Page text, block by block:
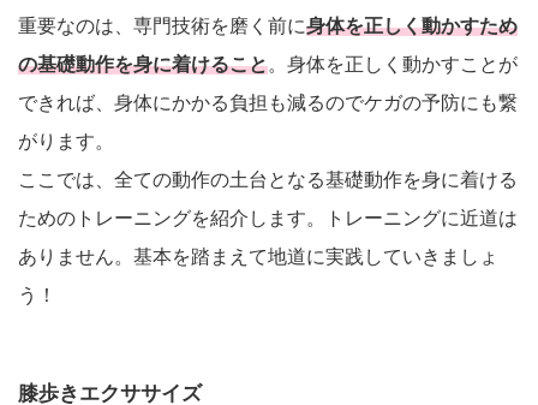
重要なのは、専門技術を磨く前に身体を正しく動かすため
の基礎動作を身に着けること。身体を正しく動かすことが
できれば、身体にかかる負担も減るのでケガの予防にも繋
がります。
ここでは、全ての動作の土台となる基礎動作を身に着ける
ためのトレーニングを紹介します。トレーニングに近道は
ありません。基本を踏まえて地道に実践していきましょ
う！
膝歩きエクササイズ